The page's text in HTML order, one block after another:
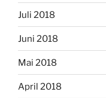
Juli 2018
Juni 2018
Mai 2018
April 2018